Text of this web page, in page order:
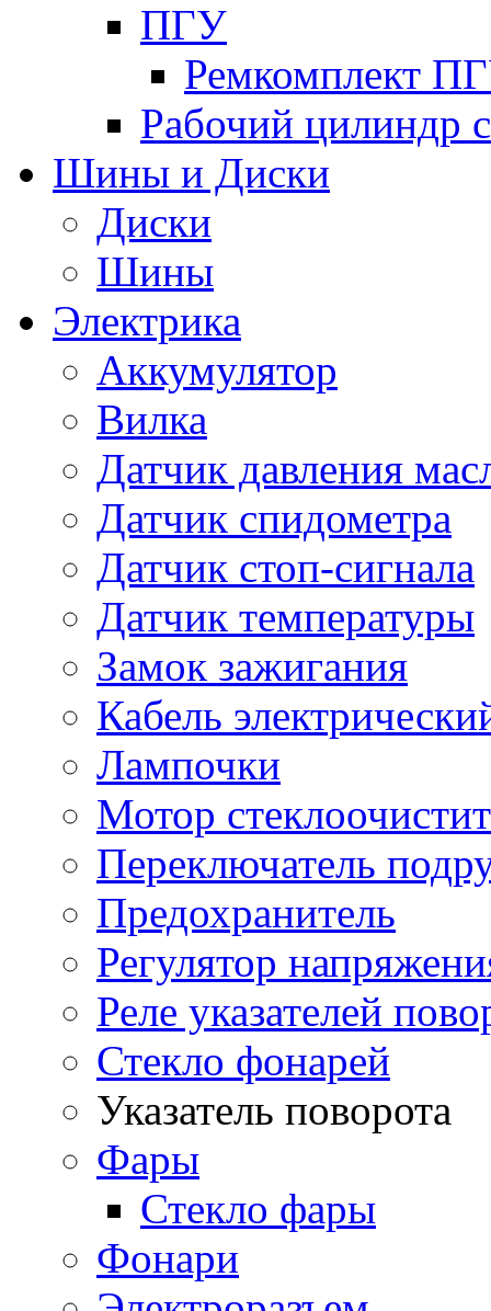
ПГУ
Ремкомплект
Рабочий цилиндр
Шины и Диски
Диски
Шины
Электрика
Аккумулятор
Вилка
Датчик давления
Датчик спидометра
Датчик стоп-сигнала
Датчик температуры
Замок зажигания
Кабель
Лампочки
Мотор
Переключатель
Предохранитель
Регулятор
Реле указателей
Стекло фонарей
Указатель поворота
Фары
Стекло фары
Фонари